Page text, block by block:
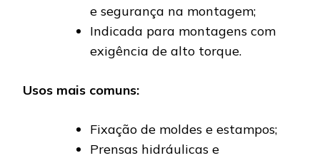
e segurança na montagem;
Indicada para montagens com
exigência de alto torque.
Usos mais comuns:
Fixação de moldes e estampos;
Prensas hidráulicas e